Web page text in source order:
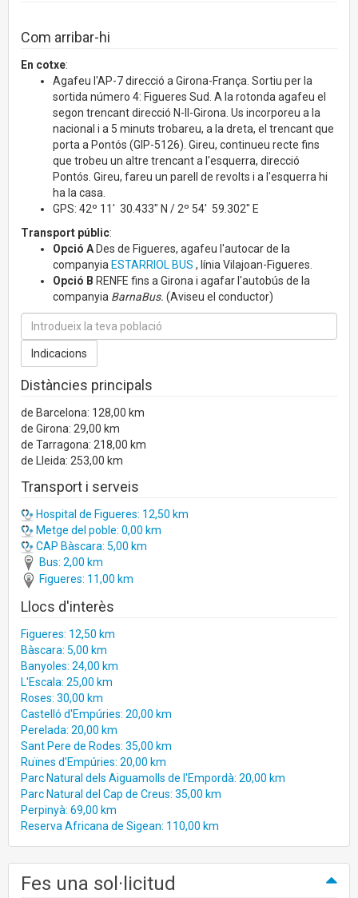
Com arribar-hi
En cotxe:
Agafeu l'AP-7 direcció a Girona-França. Sortiu per la
sortida número 4: Figueres Sud. A la rotonda agafeu el
segon trencant direcció N-II-Girona. Us incorporeu a la
nacional i a 5 minuts trobareu, a la dreta, el trencant que
porta a Pontós (GIP-5126). Gireu, continueu recte fins
que trobeu un altre trencant a l'esquerra, direcció
Pontós. Gireu, fareu un parell de revolts i a l'esquerra hi
ha la casa.
GPS: 42º 11' 30.433" N / 2º 54' 59.302" E
Transport públic:
Opció A Des de Figueres, agafeu l'autocar de la
companyia ESTARRIOL BUS , línia Vilajoan-Figueres.
Opció B RENFE fins a Girona i agafar l'autobús de la
companyia BarnaBus. (Aviseu el conductor)
Distàncies principals
de Barcelona: 128,00 km
de Girona: 29,00 km
de Tarragona: 218,00 km
de Lleida: 253,00 km
Transport i serveis
Hospital de Figueres: 12,50 km
Metge del poble: 0,00 km
CAP Bàscara: 5,00 km
Bus: 2,00 km
Figueres: 11,00 km
Llocs d'interès
Figueres: 12,50 km
Bàscara: 5,00 km
Banyoles: 24,00 km
L'Escala: 25,00 km
Roses: 30,00 km
Castelló d'Empúries: 20,00 km
Perelada: 20,00 km
Sant Pere de Rodes: 35,00 km
Ruïnes d'Empúries: 20,00 km
Parc Natural dels Aiguamolls de l'Empordà: 20,00 km
Parc Natural del Cap de Creus: 35,00 km
Perpinyà: 69,00 km
Reserva Africana de Sigean: 110,00 km
Fes una sol·licitud